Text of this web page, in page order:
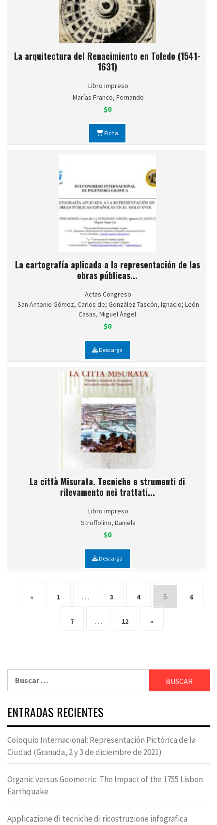
La arquitectura del Renacimiento en Toledo (1541-
1631)
Libro impreso
Marías Franco, Fernando
$0
Ficha
La cartografía aplicada a la representación de las
obras públicas...
Actas Congreso
San Antonio Gómez, Carlos de; González Tascón, Ignacio; León
Casas, Miguel Ángel
$0
Descarga
La città Misurata. Tecniche e strumenti di
rilevamento nei trattati...
Libro impreso
Stroffolino, Daniela
$0
Descarga
« 1 … 3 4 5 6
7 … 12 »
ENTRADAS RECIENTES
Coloquio Internacional: Representación Pictórica de la
Ciudad (Granada, 2 y 3 de diciembre de 2021)
Organic versus Geometric: The Impact of the 1755 Lisbon
Earthquake
Applicazione di tecniche di ricostruzione infografica